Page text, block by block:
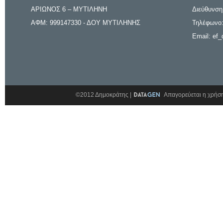
ΑΡΙΩΝΟΣ 6 – ΜΥΤΙΛΗΝΗ
ΑΦΜ: 999147330 - ΔΟΥ ΜΥΤΙΛΗΝΗΣ
Email:
©2012 Δημοκράτης | Απαγορεύεται η